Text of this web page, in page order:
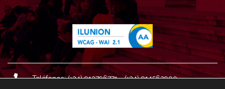
Teléfonos: (+34) 913796771 - (+34) 914562900